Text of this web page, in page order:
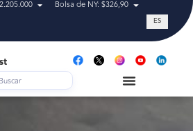
Bolsa de NY: $326,90 Tasa de
ES